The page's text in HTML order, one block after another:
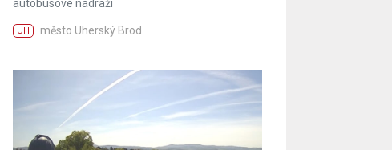
autobusové nádraží
UH město Uherský Brod